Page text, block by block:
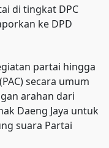
di tingkat DPC
ke DPD
partai hingga
secara umum
arahan dari
Daeng Jaya untuk
suara Partai